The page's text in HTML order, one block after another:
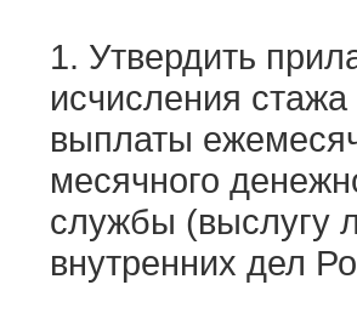
1. Утвердить
исчисления
выплаты
месячного
службы (выслугу
внутренних дел